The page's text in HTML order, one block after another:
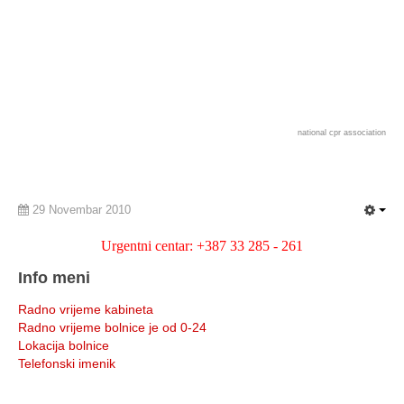
national cpr association
29 Novembar 2010
Urgentni centar: +387 33 285 - 261
Info meni
Radno vrijeme kabineta
Radno vrijeme bolnice je od 0-24
Lokacija bolnice
Telefonski imenik